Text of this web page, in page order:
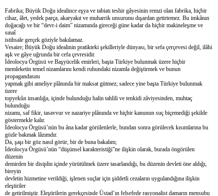
Fabrika; Büyük Doğu idealince eşya ve tabiatı teshir gâyesinin remzi olan fabrika, hiçbir
cihaz, âlet, yedek parça, akaryakıt ve muharrik unsurunu dışardan getirtemez. Bu imkânın
doğacağı ve bir “devr-i daim” nizamında gireceği güne kadar da hiçbir makineleşme ve
sınaî
istihsale gerçek göziyle bakılamaz.
Vesaire; Büyük Doğu idealinin pratikteki şekilleriyle dünyası, bir sefa çerçevesi değil, ilâhi
aşk ve gâye uğrunda bir cefa çevresidir.
İdeolocya Örgüsü ve Başyücelik emirleri, başta Türkiye bulunmak üzere hiçbir
memleketin temel nizamlarını kendi ruhundaki nizamla değiştirmek ve bunun
propagandasını
yapmak gibi ameliye plânında bir maksat gütmez; sadece yine başta Türkiye bulunmak
üzere
topyekûn insanlığa, içinde bulunduğu halin tahlili ve tenkidi zâviyesinden, muhtaç
bulunduğu
nizamı, saf fikir, tasavvur ve nazariye plânında ve hiçbir kanunun suç biçemediği şekilde
göstermekle kalır.
İdeolocya Örgüsü’nün bu âna kadar görülenlerle, bundan sonra görülecek kısımlarına bu
gözle bakmak lâzımdır.
Da, şaşı bir göz nasıl görür, bir de buna bakalım;
İdeolocya Örgüsü’nün “düşünsel karakteristiği”ne ilişkin olarak, burada öngörülen
düzenin
demirden bir disiplin içinde yürütülmek üzere tasarlandığı, bu düzenin devleti öne aldığı,
bireyin
devletin hizmetine verildiği, işlenen suçlar için şiddetli cezaların uygulandığına ilişkin
eleştiriler
de getirilmiştir. Eleştirilerin gerekçesinde Üstad’ın felsefede rasyonalist damarın mensubu